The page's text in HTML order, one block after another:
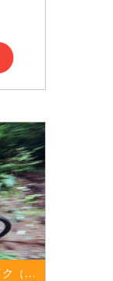
マウンテンバイク（MTB）・ダウンヒル